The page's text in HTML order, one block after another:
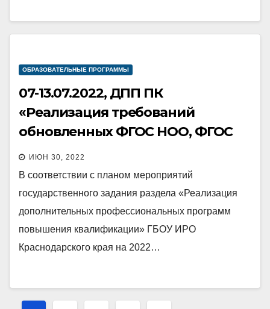
ОБРАЗОВАТЕЛЬНЫЕ ПРОГРАММЫ
07-13.07.2022, ДПП ПК
«Реализация требований
обновленных ФГОС НОО, ФГОС
ООО в работе учителя» (учителя
физической культуры)
ИЮН 30, 2022
В соответствии с планом мероприятий
государственного задания раздела «Реализация
дополнительных профессиональных программ
повышения квалификации» ГБОУ ИРО
Краснодарского края на 2022…